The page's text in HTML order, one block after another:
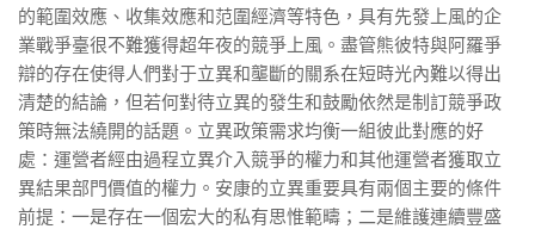
的範圍效應、收集效應和范圍經濟等特色，具有先發上風的企
業戰爭臺很不難獲得超年夜的競爭上風。盡管熊彼特與阿羅爭
辯的存在使得人們對于立異和壟斷的關系在短時光內難以得出
清楚的結論，但若何對待立異的發生和鼓勵依然是制訂競爭政
策時無法繞開的話題。立異政策需求均衡一組彼此對應的好
處：運營者經由過程立異介入競爭的權力和其他運營者獲取立
異結果部門價值的權力。安康的立異重要具有兩個主要的條件
前提：一是存在一個宏大的私有思惟範疇；二是維護連續豐盛